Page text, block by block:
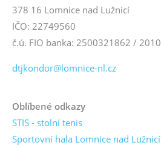
378 16 Lomnice nad Lužnicí
IČO: 22749560
č.ú. FIO banka: 2500321862 / 2010
dtjkondor@lomnice-nl.cz
Oblíbené odkazy
STIS - stolní tenis
Sportovní hala Lomnice nad Lužnicí